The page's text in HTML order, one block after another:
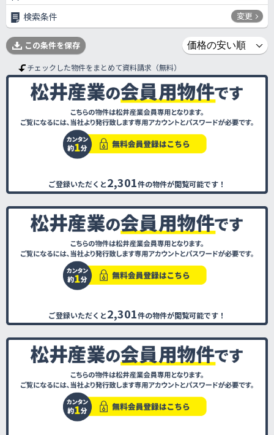
検索条件 変更
この条件を保存
チェックした物件をまとめて資料請求（無料）
ご登録いただくと2,301件の物件が閲覧可能です！
ご登録いただくと2,301件の物件が閲覧可能です！